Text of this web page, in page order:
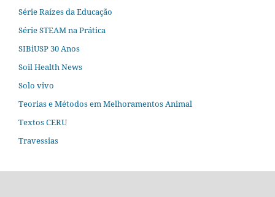
Série Raízes da Educação
Série STEAM na Prática
SIBiUSP 30 Anos
Soil Health News
Solo vivo
Teorias e Métodos em Melhoramentos Animal
Textos CERU
Travessias